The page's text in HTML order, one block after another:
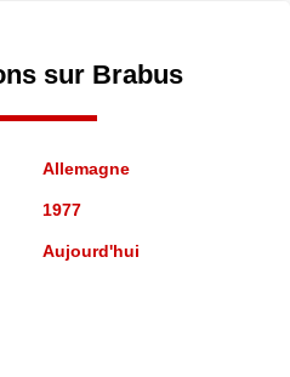
sur Brabus
Allemagne
1977
Aujourd'hui